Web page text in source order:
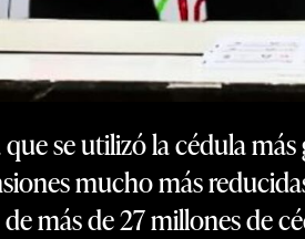
se utilizó la cédula
mucho más
de más de 27 millones de